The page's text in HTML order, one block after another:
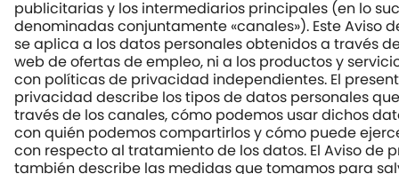
publicitarias y los intermediarios principales (en lo
denominadas conjuntamente «canales»). Este Aviso
se aplica a los datos personales obtenidos a través
web de ofertas de empleo, ni a los productos y
con políticas de privacidad independientes. El
privacidad describe los tipos de datos personales
través de los canales, cómo podemos usar dichos
con quién podemos compartirlos y cómo puede
con respecto al tratamiento de los datos. El Aviso de
también describe las medidas que tomamos para